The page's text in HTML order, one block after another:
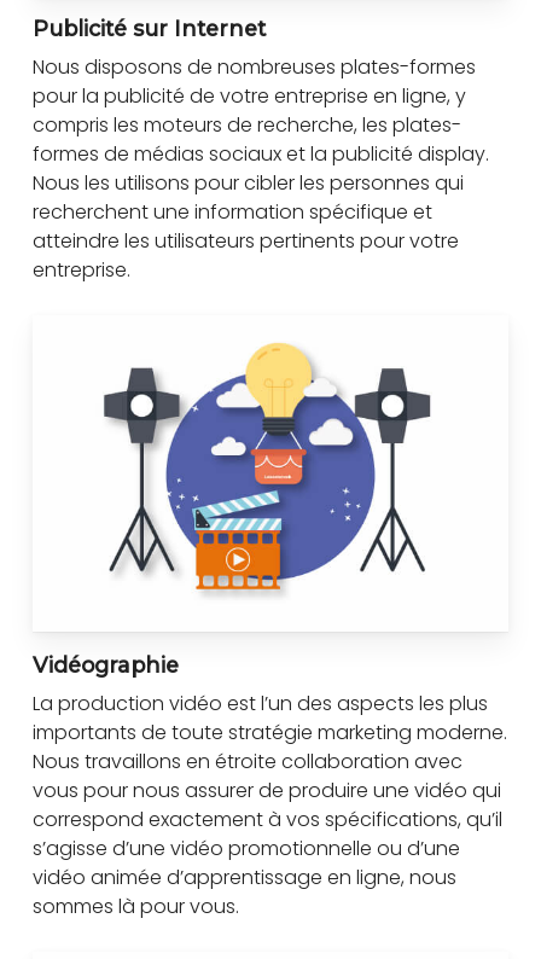
Publicité sur Internet
Nous disposons de nombreuses plates-formes
pour la publicité de votre entreprise en ligne, y
compris les moteurs de recherche, les plates-
formes de médias sociaux et la publicité display.
Nous les utilisons pour cibler les personnes qui
recherchent une information spécifique et
atteindre les utilisateurs pertinents pour votre
entreprise.
Vidéographie
La production vidéo est l’un des aspects les plus
importants de toute stratégie marketing moderne.
Nous travaillons en étroite collaboration avec
vous pour nous assurer de produire une vidéo qui
correspond exactement à vos spécifications, qu’il
s’agisse d’une vidéo promotionnelle ou d’une
vidéo animée d’apprentissage en ligne, nous
sommes là pour vous.